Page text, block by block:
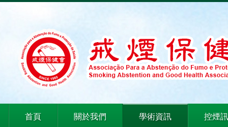
首頁 關於我們 學術資訊 控煙